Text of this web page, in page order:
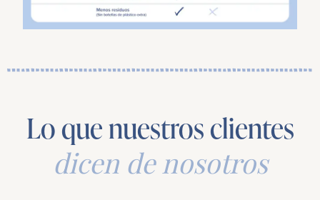
Lo que nuestros clientes
dicen de nosotros